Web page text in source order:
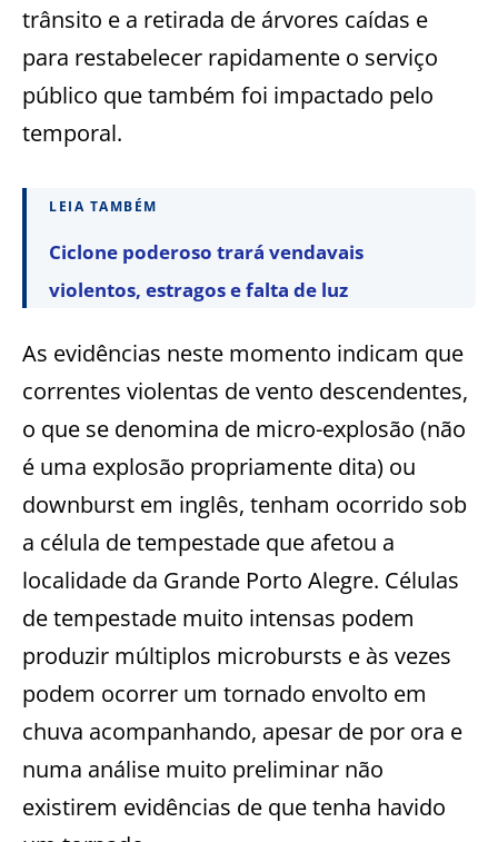
trânsito e a retirada de árvores caídas e
para restabelecer rapidamente o serviço
público que também foi impactado pelo
temporal.
LEIA TAMBÉM
Ciclone poderoso trará vendavais
violentos, estragos e falta de luz
As evidências neste momento indicam que
correntes violentas de vento descendentes,
o que se denomina de micro-explosão (não
é uma explosão propriamente dita) ou
downburst em inglês, tenham ocorrido sob
a célula de tempestade que afetou a
localidade da Grande Porto Alegre. Células
de tempestade muito intensas podem
produzir múltiplos microbursts e às vezes
podem ocorrer um tornado envolto em
chuva acompanhando, apesar de por ora e
numa análise muito preliminar não
existirem evidências de que tenha havido